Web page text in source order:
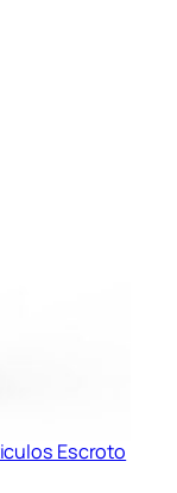
Escroto